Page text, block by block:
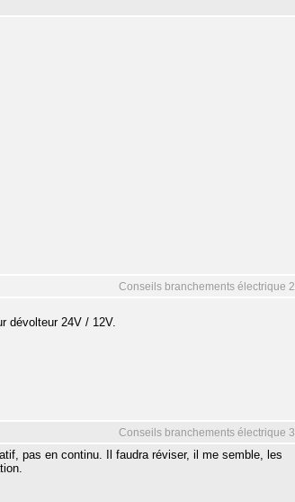
Conseils branchements électrique 2
dévolteur 24V / 12V.
Conseils branchements électrique 3
pas en continu. Il faudra réviser, il me semble, les